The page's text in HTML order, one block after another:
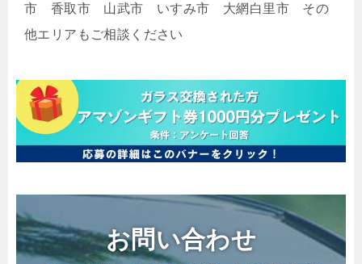
市 香取市 山武市 いすみ市 大網白里市 その
他エリアもご相談ください
お問い合わせ